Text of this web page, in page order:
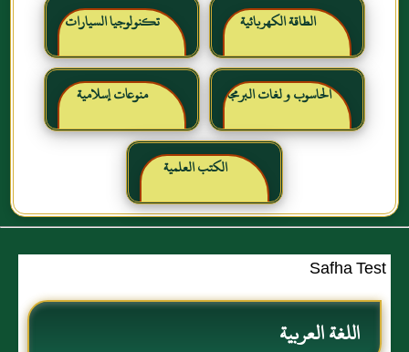
الطاقة الكهربائية تكنولوجيا السيارات
الحاسوب و لغات البرمجة منوعات إسلامية
الكتب العلمية
Safha Test
اللغة العربية